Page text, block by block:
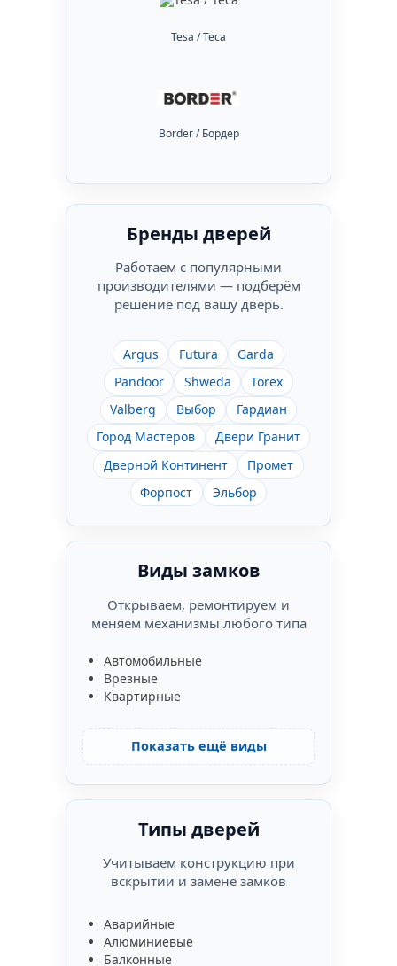
Tesa / Теса
Border / Бордер
Бренды дверей
Работаем с популярными
производителями — подберём
решение под вашу дверь.
Argus Futura
Garda
Pandoor
Shweda
Torex
Valberg
Выбор
Гардиан
Город Мастеров
Двери Гранит
Дверной Континент
Промет
Форпост
Эльбор
Виды замков
Открываем, ремонтируем и
меняем механизмы любого типа
Автомобильные
Врезные
Квартирные
Показать ещё виды
Типы дверей
Учитываем конструкцию при
вскрытии и замене замков
Аварийные
Алюминиевые
Балконные